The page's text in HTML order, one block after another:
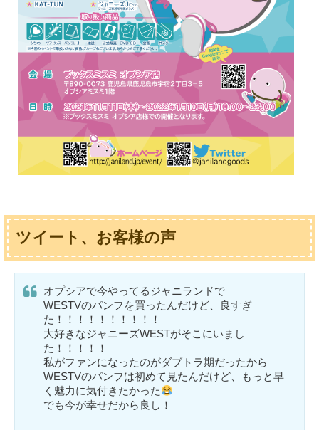
ツイート、お客様の声
オプシアで今やってるジャニランドで
WESTVのパンフを買ったんだけど、良すぎ
た！！！！！！！！！！
大好きなジャニーズWESTがそこにいまし
た！！！！！
私がファンになったのがダブトラ期だったから
WESTVのパンフは初めて見たんだけど、もっと早
く魅力に気付きたかった
でも今が幸せだから良し！